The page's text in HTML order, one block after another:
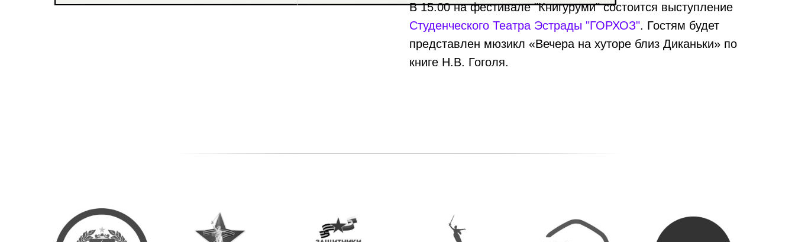
В 15.00 на фестивале "Книгуруми" состоится выступление
Студенческого Театра Эстрады "ГОРХОЗ". Гостям будет
представлен мюзикл «Вечера на хуторе близ Диканьки» по
книге Н.В. Гоголя.